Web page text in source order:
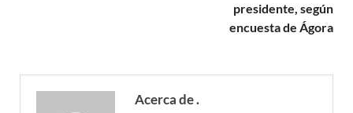
presidente, según
encuesta de Ágora
Acerca de .